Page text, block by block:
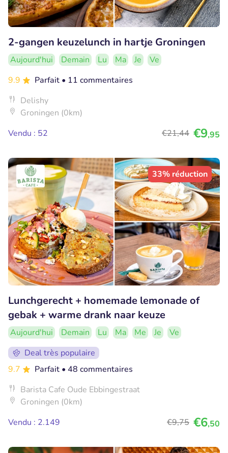
2-gangen keuzelunch in hartje Groningen
Aujourd'hui Demain Lu Ma Je
Ve
9.9
Parfait • 11 commentaires
Delishy
Groningen (0km)
Vendu : 52
€21,44 €9,95
33% réduction
Lunchgerecht + homemade lemonade of
gebak + warme drank naar keuze
Aujourd'hui Demain Lu Ma Me Je
Ve
Deal très populaire
9.7
Parfait • 48 commentaires
Barista Cafe Oude Ebbingestraat
Groningen (0km)
Vendu : 2.149
€9,75 €6,50